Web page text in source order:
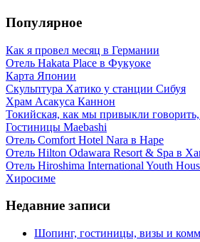
Популярное
Как я провел месяц в Германии
Отель Hakata Place в Фукуоке
Карта Японии
Скульптура Хатико у станции Сибуя
Храм Асакуса Каннон
Токийская, как мы привыкли
Гостиницы Maebashi
Отель Comfort Hotel Nara в Наре
Отель Hilton Odawara Resort & Spa в
Отель Hiroshima International Youth
Хиросиме
Недавние записи
Шопинг, гостиницы, визы и